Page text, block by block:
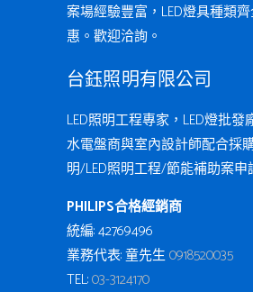
案場經驗豐富，LED燈具種類
惠。歡迎洽詢。
台鈺照明有限公司
LED照明工程專家，LED燈批
水電盤商與室內設計師配合採
明/LED照明工程/節能補助案申
PHILIPS合格經銷商
統編: 42769496
業務代表: 童先生0918520035
TEL:03-3124170